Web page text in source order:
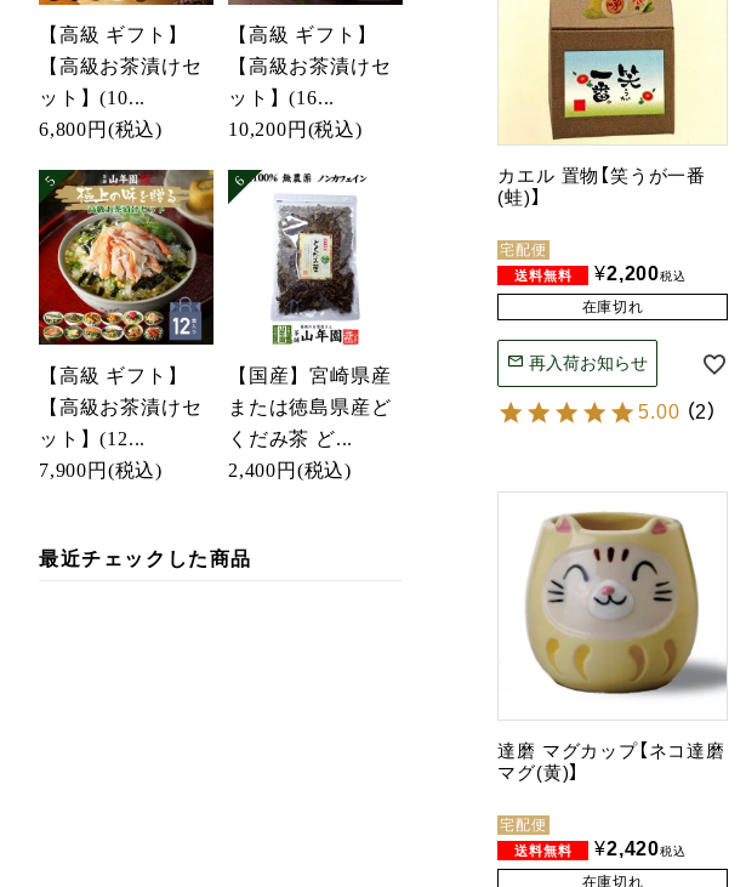
【高級 ギフト】
【高級お茶漬けセ
ット】(10...
6,800円 (税込)
【高級 ギフト】
【高級お茶漬けセ
ット】(16...
10,200円 (税込)
【高級 ギフト】
【高級お茶漬けセ
ット】(12...
7,900円 (税込)
【国産】宮崎県産
または徳島県産ど
くだみ茶 ど...
2,400円 (税込)
最近チェックした商品
カエル 置物【笑うが一番
(蛙)】
宅配便
¥2,200税込
在庫切れ
再入荷お知らせ
5.00 （2）
達磨 マグカップ【ネコ達磨
マグ(黄)】
宅配便
¥2,420税込
在庫切れ